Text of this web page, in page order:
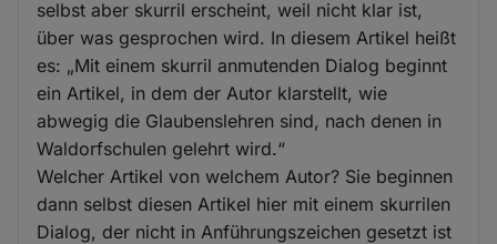
selbst aber skurril erscheint, weil nicht klar ist,
über was gesprochen wird. In diesem Artikel heißt
es: „Mit einem skurril anmutenden Dialog beginnt
ein Artikel, in dem der Autor klarstellt, wie
abwegig die Glaubenslehren sind, nach denen in
Waldorfschulen gelehrt wird.“
Welcher Artikel von welchem Autor? Sie beginnen
dann selbst diesen Artikel hier mit einem skurrilen
Dialog, der nicht in Anführungszeichen gesetzt ist